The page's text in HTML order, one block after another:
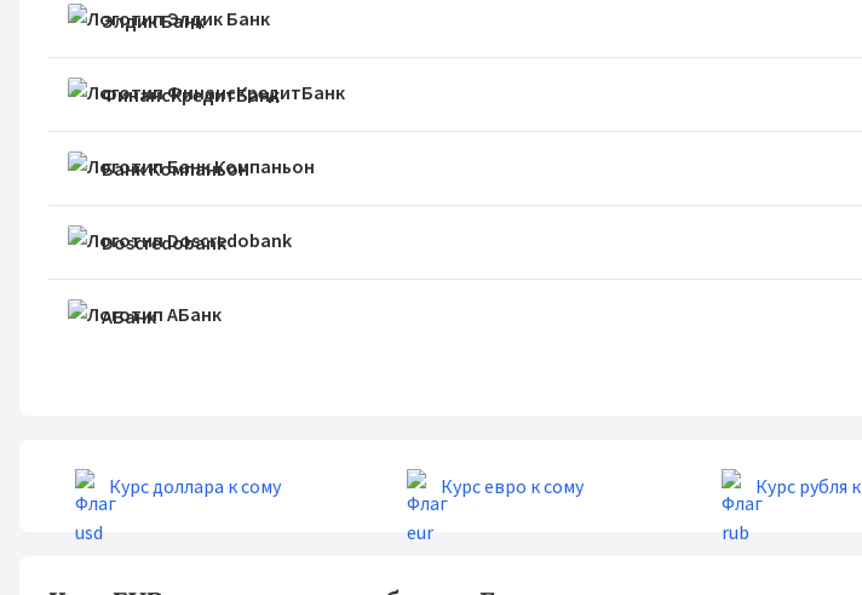
Элдик Банк
ФинансКредитБанк
Банк Компаньон
Doscredobank
АБанк
Курс доллара к сому Курс евро к сому Курс рубля